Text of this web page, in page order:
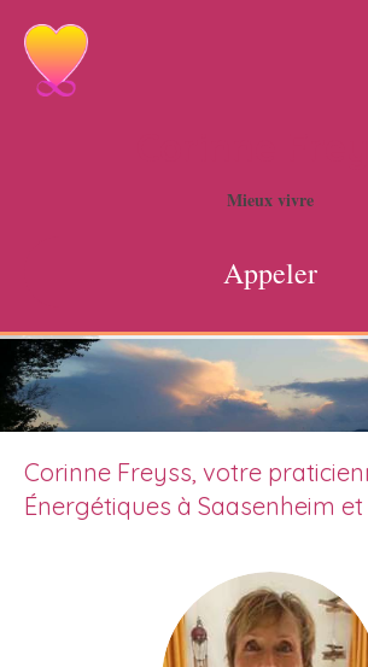
Mieux vivre
Appeler
Corinne Freyss, votre
Énergétiques à Saasenheim